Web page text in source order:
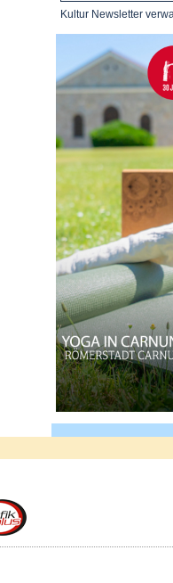
Kultur Newsletter